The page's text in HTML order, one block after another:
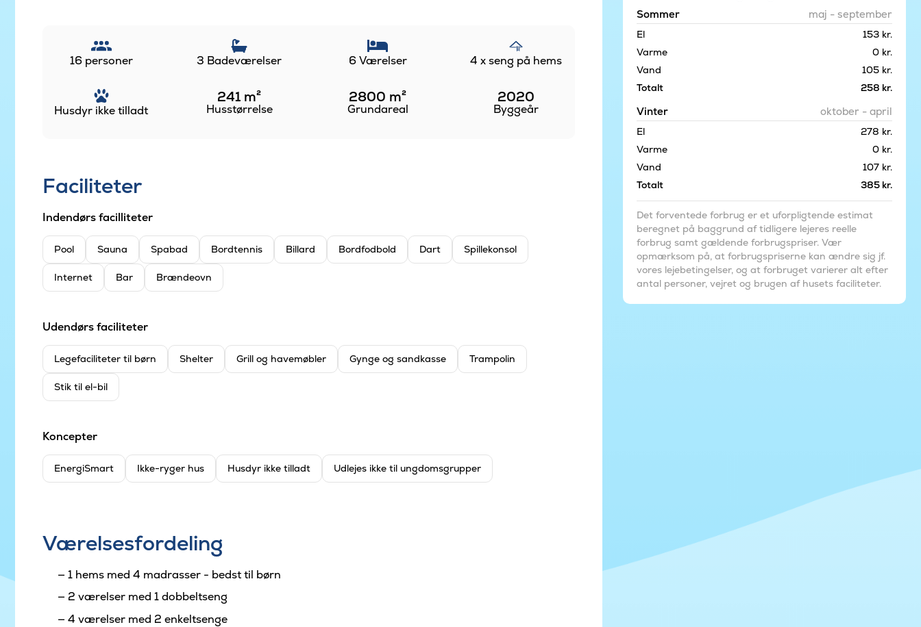
16 personer 3 Badeværelser 6 Værelser 4 x seng på hems
Husdyr ikke tilladt
241 m²
Husstørrelse
2800 m²
Grundareal
2020
Byggeår
Faciliteter
Indendørs facilliteter
Pool Sauna Spabad Bordtennis Billard Bordfodbold Dart Spillekonsol
Internet Bar Brændeovn
Udendørs faciliteter
Legefaciliteter til børn Shelter Grill og havemøbler Gynge og sandkasse Trampolin
Stik til el-bil
Koncepter
EnergiSmart Ikke-ryger hus Husdyr ikke tilladt Udlejes ikke til ungdomsgrupper
Værelsesfordeling
1 hems med 4 madrasser - bedst til børn
2 værelser med 1 dobbeltseng
4 værelser med 2 enkeltsenge
Sommer maj - september
El
153 kr.
Varme
0 kr.
Vand
105 kr.
Totalt
258 kr.
Vinter oktober - april
El
278 kr.
Varme
0 kr.
Vand
107 kr.
Totalt
385 kr.
Det forventede forbrug er et uforpligtende estimat
beregnet på baggrund af tidligere lejeres reelle
forbrug samt gældende forbrugspriser. Vær
opmærksom på, at forbrugspriserne kan ændre sig jf.
vores lejebetingelser, og at forbruget varierer alt efter
antal personer, vejret og brugen af husets faciliteter.